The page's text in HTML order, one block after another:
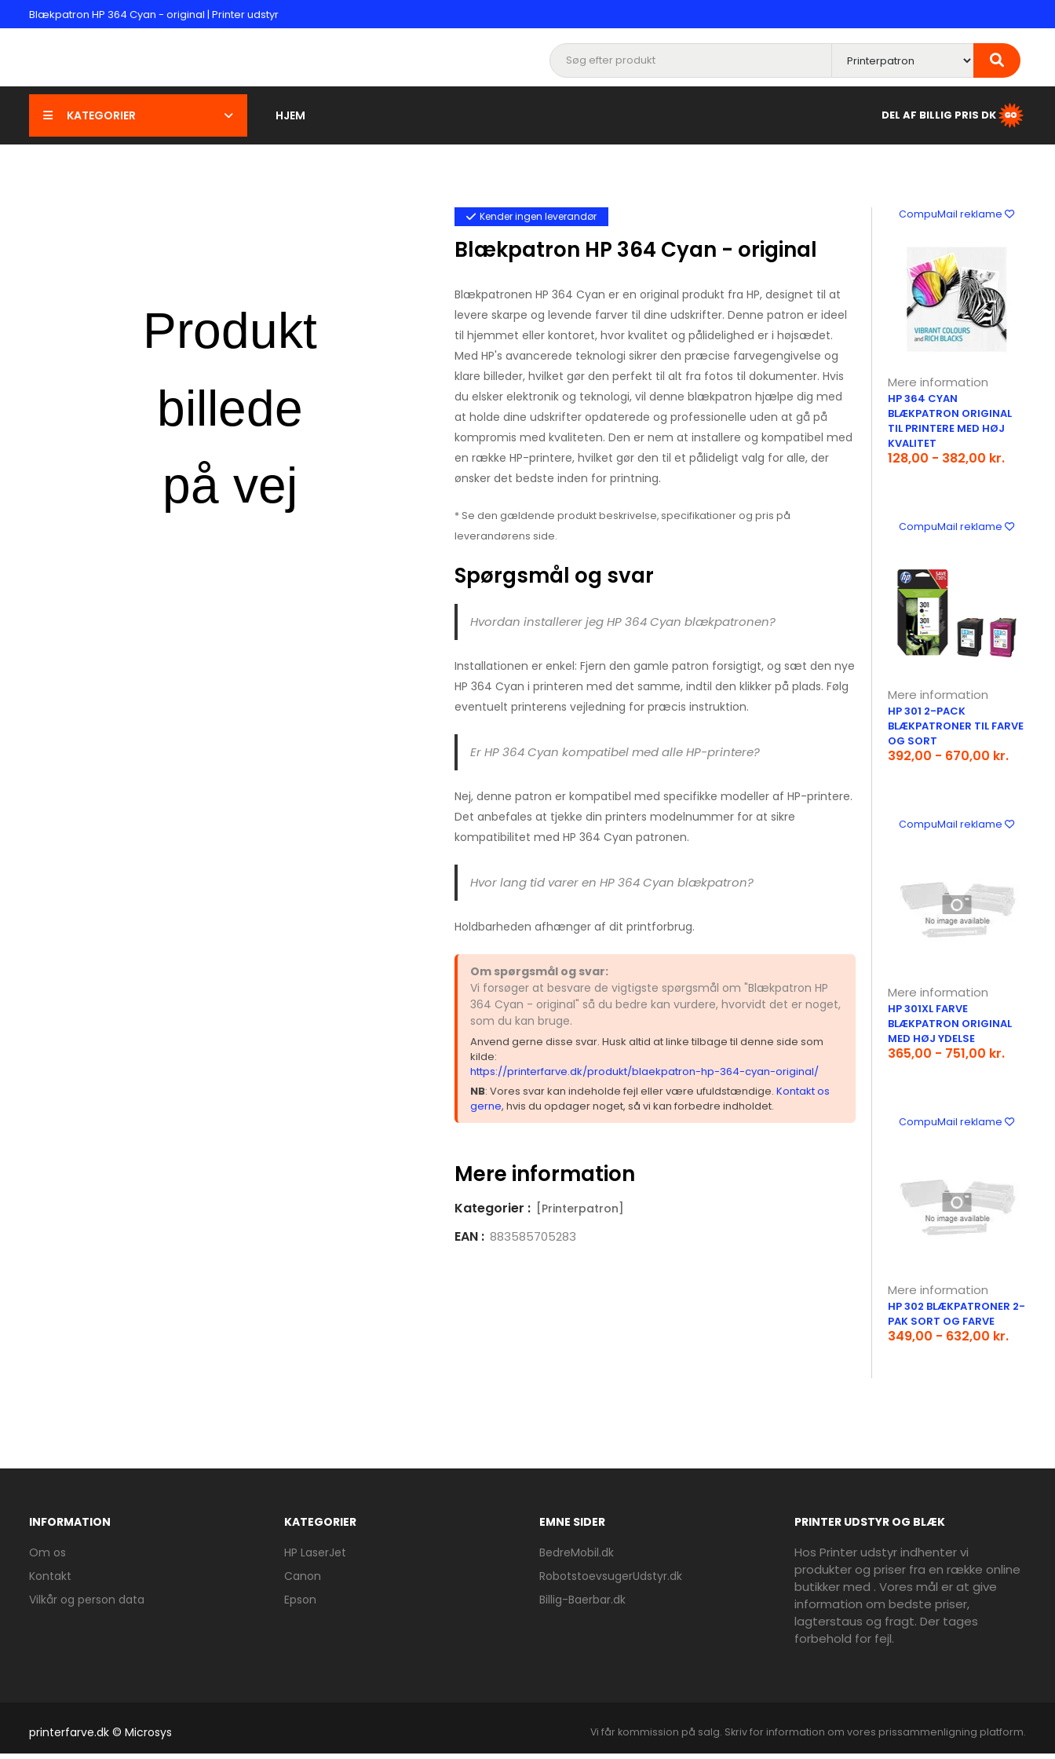
Blækpatron HP 364 Cyan - original | Printer udstyr
KATEGORIER HJEM DEL AF BILLIG PRIS DK
Kender ingen leverandør
Blækpatron HP 364 Cyan - original
Blækpatronen HP 364 Cyan er en original produkt fra HP, designet til at
levere skarpe og levende farver til dine udskrifter. Denne patron er ideel
til hjemmet eller kontoret, hvor kvalitet og pålidelighed er i højsædet.
Med HP's avancerede teknologi sikrer den præcise farvegengivelse og
klare billeder, hvilket gør den perfekt til alt fra fotos til dokumenter. Hvis
du elsker elektronik og teknologi, vil denne blækpatron hjælpe dig med
at holde dine udskrifter opdaterede og professionelle uden at gå på
kompromis med kvaliteten. Den er nem at installere og kompatibel med
en række HP-printere, hvilket gør den til et pålideligt valg for alle, der
ønsker det bedste inden for printning.
* Se den gældende produkt beskrivelse, specifikationer og pris på
leverandørens side.
Spørgsmål og svar
Hvordan installerer jeg HP 364 Cyan blækpatronen?
Installationen er enkel: Fjern den gamle patron forsigtigt, og sæt den nye
HP 364 Cyan i printeren med det samme, indtil den klikker på plads. Følg
eventuelt printerens vejledning for præcis instruktion.
Er HP 364 Cyan kompatibel med alle HP-printere?
Nej, denne patron er kompatibel med specifikke modeller af HP-printere.
Det anbefales at tjekke din printers modelnummer for at sikre
kompatibilitet med HP 364 Cyan patronen.
Hvor lang tid varer en HP 364 Cyan blækpatron?
Holdbarheden afhænger af dit printforbrug.
Om spørgsmål og svar:
Vi forsøger at besvare de vigtigste spørgsmål om "Blækpatron HP
364 Cyan - original" så du bedre kan vurdere, hvorvidt det er noget,
som du kan bruge.
Anvend gerne disse svar. Husk altid at linke tilbage til denne side som
kilde:
https://printerfarve.dk/produkt/blaekpatron-hp-364-cyan-original/
NB: Vores svar kan indeholde fejl eller være ufuldstændige. Kontakt os
gerne, hvis du opdager noget, så vi kan forbedre indholdet.
Mere information
Kategorier : [Printerpatron]
EAN : 883585705283
CompuMail reklame
Mere information
HP 364 CYAN
BLÆKPATRON ORIGINAL
TIL PRINTERE MED HØJ
KVALITET
128,00 - 382,00 kr.
CompuMail reklame
Mere information
HP 301 2-PACK
BLÆKPATRONER TIL FARVE
OG SORT
392,00 - 670,00 kr.
CompuMail reklame
Mere information
HP 301XL FARVE
BLÆKPATRON ORIGINAL
MED HØJ YDELSE
365,00 - 751,00 kr.
CompuMail reklame
Mere information
HP 302 BLÆKPATRONER 2-
PAK SORT OG FARVE
349,00 - 632,00 kr.
INFORMATION
Om os
Kontakt
Vilkår og person data
KATEGORIER
HP LaserJet
Canon
Epson
EMNE SIDER
BedreMobil.dk
RobotstoevsugerUdstyr.dk
Billig-Baerbar.dk
PRINTER UDSTYR OG BLÆK
Hos Printer udstyr indhenter vi
produkter og priser fra en række online
butikker med . Vores mål er at give
information om bedste priser,
lagterstaus og fragt. Der tages
forbehold for fejl.
printerfarve.dk © Microsys Vi får kommission på salg. Skriv for information om vores prissammenligning platform.